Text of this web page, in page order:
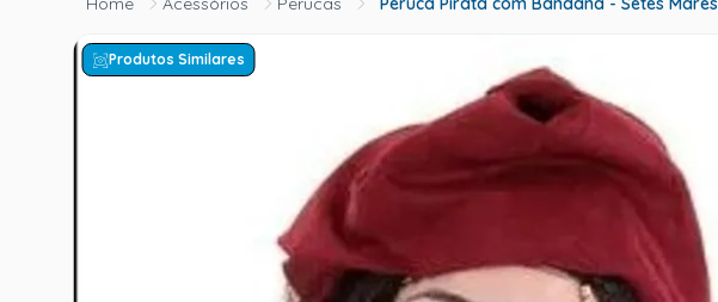
Produtos Similares
mascara
5º
paquita
harry potter
9º